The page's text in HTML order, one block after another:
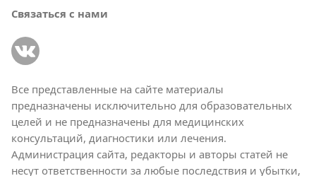
Связаться с нами
Все представленные на сайте материалы
предназначены исключительно для образовательных
целей и не предназначены для медицинских
консультаций, диагностики или лечения.
Администрация сайта, редакторы и авторы статей не
несут ответственности за любые последствия и убытки,